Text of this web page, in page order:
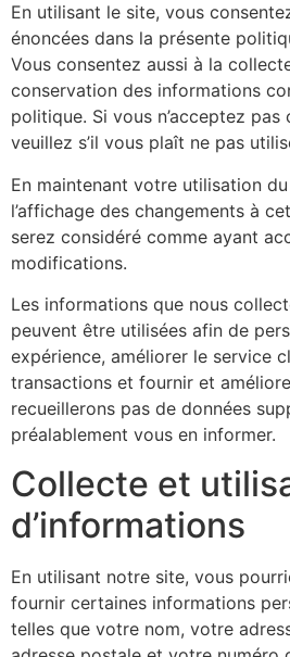
En utilisant le site, vous
énoncées dans la présente
Vous consentez aussi à la
conservation des informations
politique. Si vous n’acceptez
veuillez s’il vous plaît ne pas
En maintenant votre utilisation
l’affichage des changements à
serez considéré comme ayant
modifications.
Les informations que nous
peuvent être utilisées afin de
expérience, améliorer le service
transactions et fournir et
recueillerons pas de données
préalablement vous en informer.
Collecte et
d’informations
En utilisant notre site, vous
fournir certaines informations
telles que votre nom, votre